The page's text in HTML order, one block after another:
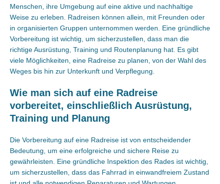
Menschen, ihre Umgebung auf eine aktive und nachhaltige
Weise zu erleben. Radreisen können allein, mit Freunden oder
in organisierten Gruppen unternommen werden. Eine gründliche
Vorbereitung ist wichtig, um sicherzustellen, dass man die
richtige Ausrüstung, Training und Routenplanung hat. Es gibt
viele Möglichkeiten, eine Radreise zu planen, von der Wahl des
Weges bis hin zur Unterkunft und Verpflegung.
Wie man sich auf eine Radreise
vorbereitet, einschließlich Ausrüstung,
Training und Planung
Die Vorbereitung auf eine Radreise ist von entscheidender
Bedeutung, um eine erfolgreiche und sichere Reise zu
gewährleisten. Eine gründliche Inspektion des Rades ist wichtig,
um sicherzustellen, dass das Fahrrad in einwandfreiem Zustand